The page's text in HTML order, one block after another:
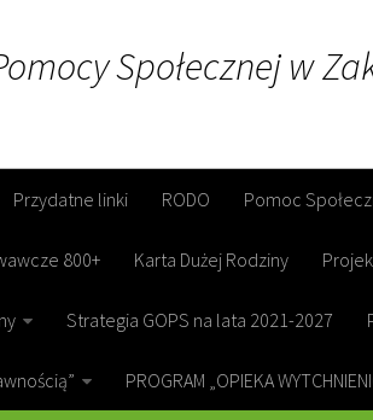
Społecznej w
Przydatne linki RODO Pomoc
800+ Karta Dużej Rodziny
Strategia GOPS na lata 2021-2027
PROGRAM „OPIEKA